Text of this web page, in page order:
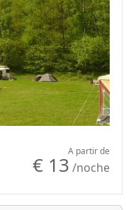
A partir de
€ 13 /noche